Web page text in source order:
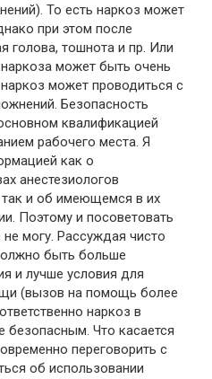
То есть наркоз может
при этом после
голова, тошнота и пр. Или
может быть очень
может проводиться с
Безопасность
квалификацией
рабочего места. Я
как о
анестезиологов
так и об имеющемся в их
Поэтому и посоветовать
могу. Рассуждая чисто
быть больше
и лучше условия для
(вызов на помощь более
наркоз в
безопасным. Что касается
переговорить с
об использовании